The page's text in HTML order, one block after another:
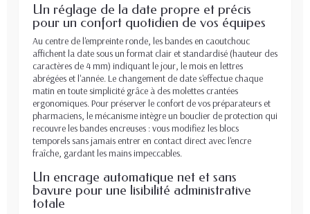
Un réglage de la date propre et précis
pour un confort quotidien de vos équipes
Au centre de l'empreinte ronde, les bandes en caoutchouc
affichent la date sous un format clair et standardisé (hauteur des
caractères de 4 mm) indiquant le jour, le mois en lettres
abrégées et l'année. Le changement de date s'effectue chaque
matin en toute simplicité grâce à des molettes crantées
ergonomiques. Pour préserver le confort de vos préparateurs et
pharmaciens, le mécanisme intègre un bouclier de protection qui
recouvre les bandes encreuses : vous modifiez les blocs
temporels sans jamais entrer en contact direct avec l'encre
fraîche, gardant les mains impeccables.
Un encrage automatique net et sans
bavure pour une lisibilité administrative
totale